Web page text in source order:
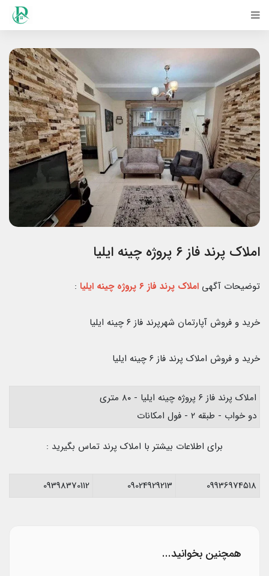
املاک پرند فاز ۶ پروژه چینه ایلیا
توضیحات آگهی املاک پرند فاز ۶ پروژه چینه ایلیا :
خرید و فروش آپارتمان شهرپرند فاز ۶ چینه ایلیا
خرید و فروش املاک پرند فاز ۶ چینه ایلیا
املاک پرند فاز ۶ پروژه چینه ایلیا - ۸۰ متری
دو خواب - طبقه ۲ - فول امکانات
برای اطلاعات بیشتر با املاک پرند تماس بگیرید :
09936974518
09024929213
09398370112
همچنین بخوانید...